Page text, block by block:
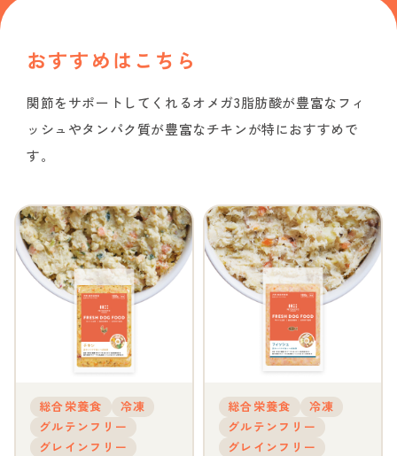
おすすめはこちら
関節をサポートしてくれるオメガ3脂肪酸が豊富なフィ
ッシュやタンパク質が豊富なチキンが特におすすめで
す。
総合栄養食
冷凍
グルテンフリー
グレインフリー
総合栄養食
冷凍
グルテンフリー
グレインフリー